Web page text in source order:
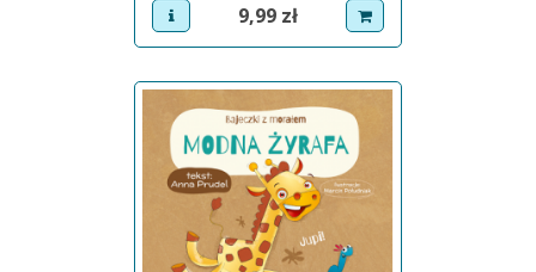
view product
Cena
9,99 zł dodaj do koszyka